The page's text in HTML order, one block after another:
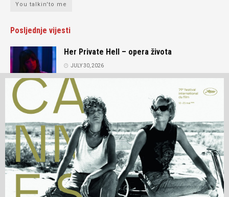
You talkin'to me
Posljednje vijesti
Her Private Hell – opera života
JULY 30, 2026
Intervju: Andrey Zvyagintsev
JULY 15, 2026
Prijatelji portala Kontakt
Impressum
Potpora